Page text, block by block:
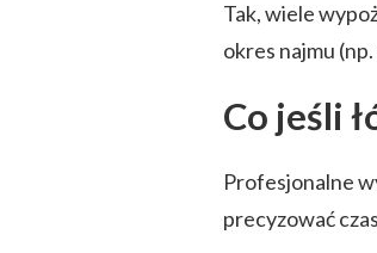
Tak, wiele
okres najmu
Co jeśli
Profesjonalne
precyzować